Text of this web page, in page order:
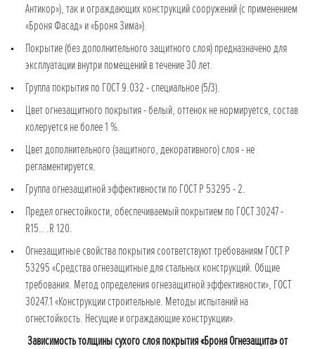
Антикор»), так и ограждающих конструкций сооружений (с применением
«Броня Фасад» и «Броня Зима»).
Покрытие (без дополнительного защитного слоя) предназначено для
эксплуатации внутри помещений в течение 30 лет.
Группа покрытия по ГОСТ 9.032 - специальное (5/3).
Цвет огнезащитного покрытия - белый, оттенок не нормируется, состав
колеруется не более 1 %.
Цвет дополнительного (защитного, декоративного) слоя - не
регламентируется.
Группа огнезащитной эффективности по ГОСТ Р 53295 - 2.
Предел огнестойкости, обеспечиваемый покрытием по ГОСТ 30247 -
R15.. .R 120.
Огнезащитные свойства покрытия соответствуют требованиям ГОСТ Р
53295 «Средства огнезащитные для стальных конструкций. Общие
требования. Метод определения огнезащитной эффективности», ГОСТ
30247.1 «Конструкции строительные. Методы испытаний на
огнестойкость. Несущие и ограждающие конструкции».
Зависимость толщины сухого слоя покрытия «Броня Огнезащита» от